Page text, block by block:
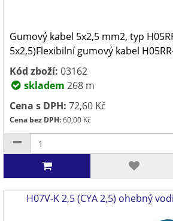
Gumový kabel 5x2,5 mm2, typ
5x2,5)Flexibilní gumový kabel
Kód zboží: 03162
skladem 268 m
Cena s DPH: 72,60 Kč
Cena bez DPH:60,00 Kč
H07V-K 2,5 (CYA 2,5) ohebný